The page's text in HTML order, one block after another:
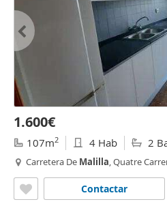
1.600€
107m2 4 Hab 2
Carretera De Malilla, Quatre
Contactar